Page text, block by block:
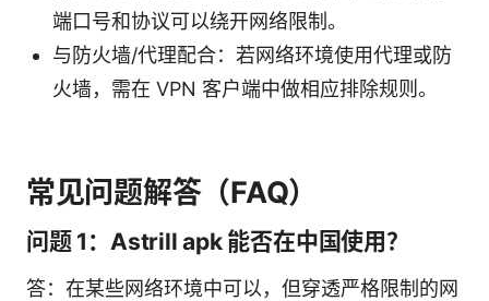
端口号和协议可以绕开网络限制。
与防火墙/代理配合：若网络环境使用代理或防
火墙，需在 VPN 客户端中做相应排除规则。
常见问题解答（FAQ）
问题 1：Astrill apk 能否在中国使用？
答：在某些网络环境中可以，但穿透严格限制的网